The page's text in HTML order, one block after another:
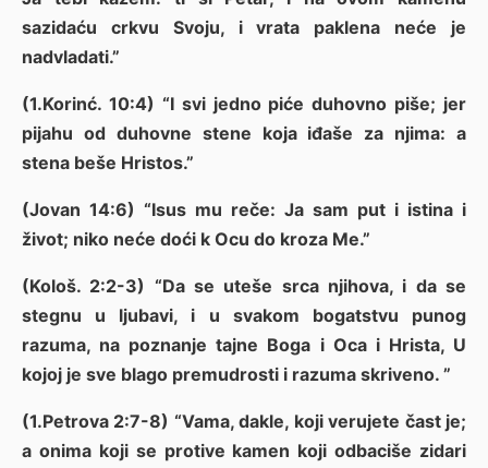
sazidaću crkvu Svoju, i vrata paklena neće je
nadvladati.”
(1.Korinć. 10:4) “I svi jedno piće duhovno piše; jer
pijahu od duhovne stene koja iđaše za njima: a
stena beše Hristos.”
(Jovan 14:6) “Isus mu reče: Ja sam put i istina i
život; niko neće doći k Ocu do kroza Me.”
(Kološ. 2:2-3) “Da se uteše srca njihova, i da se
stegnu u ljubavi, i u svakom bogatstvu punog
razuma, na poznanje tajne Boga i Oca i Hrista, U
kojoj je sve blago premudrosti i razuma skriveno. ”
(1.Petrova 2:7-8) “Vama, dakle, koji verujete čast je;
a onima koji se protive kamen koji odbaciše zidari